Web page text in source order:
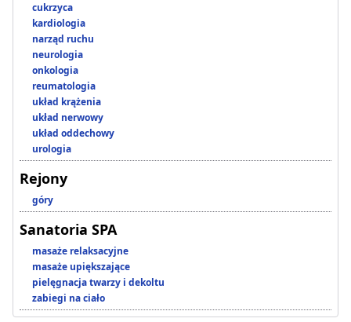
cukrzyca
kardiologia
narząd ruchu
neurologia
onkologia
reumatologia
układ krążenia
układ nerwowy
układ oddechowy
urologia
Rejony
góry
Sanatoria SPA
masaże relaksacyjne
masaże upiększające
pielęgnacja twarzy i dekoltu
zabiegi na ciało